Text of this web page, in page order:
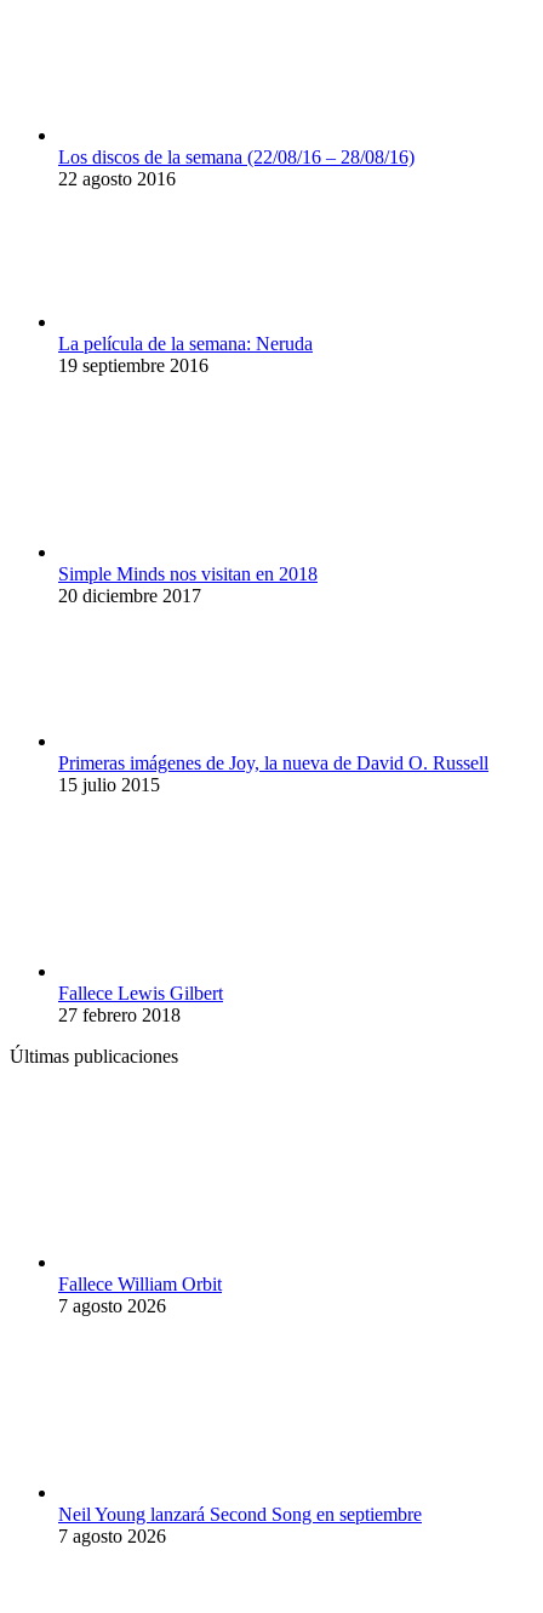
Los discos de la semana (22/08/16 – 28/08/16)
22 agosto 2016
La película de la semana: Neruda
19 septiembre 2016
Simple Minds nos visitan en 2018
20 diciembre 2017
Primeras imágenes de Joy, la nueva de David O. Russell
15 julio 2015
Fallece Lewis Gilbert
27 febrero 2018
Últimas publicaciones
Fallece William Orbit
7 agosto 2026
Neil Young lanzará Second Song en septiembre
7 agosto 2026